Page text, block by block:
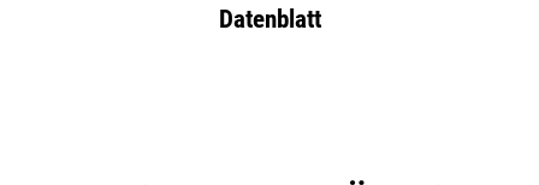
Datenblatt